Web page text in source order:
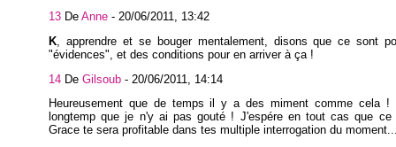
13 De Anne - 20/06/2011, 13:42
K , apprendre et se bouger mentalement, disons que ce sont
"évidences", et des conditions pour en arriver à ça !
14 De Gilsoub - 20/06/2011, 14:14
Heureusement que de temps il y a des miment comme cela
longtemp que je n'y ai pas gouté ! J'espére en tout cas que ce
Grace te sera profitable dans tes multiple interrogation du